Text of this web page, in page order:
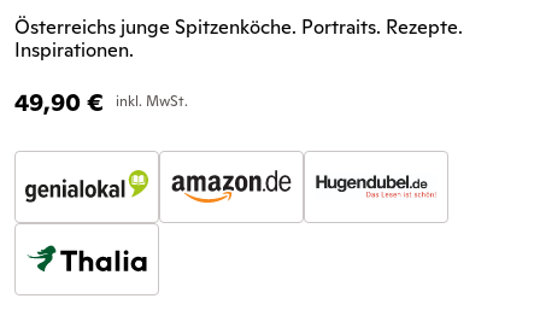
Österreichs junge Spitzenköche. Portraits. Rezepte.
Inspirationen.
49,90€ inkl. MwSt.